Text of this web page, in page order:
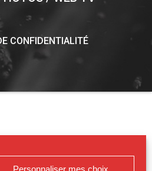
Personnaliser mes choix
CONFIDENTIALITÉ